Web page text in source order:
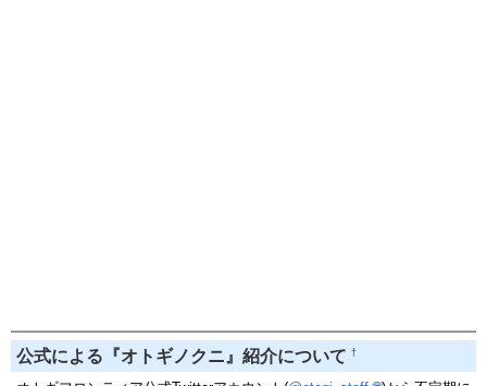
公式による『オトギノクニ』紹介について †